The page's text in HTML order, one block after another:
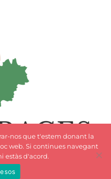
nos que t'estem donant la
web. Si continues navegant
estàs d'acord.